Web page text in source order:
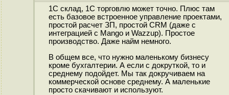
1С склад, 1С торговлю может точно. Плюс там
есть базовое встроенное управление проектами,
простой расчет ЗП, простой CRM (даже с
интеграцией с Mango и Wazzup). Простое
производство. Даже найм немного.
В общем все, что нужно маленькому бизнесу
кроме бухгалтерии. А если с докруткой, то и
среднему подойдет. Мы так докручиваем на
коммерческой основе среднему. А маленькие
просто скачивают и используют.